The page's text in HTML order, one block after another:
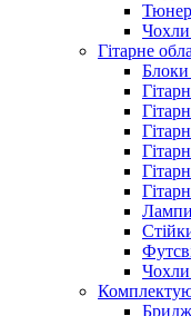
Чохли
Гітарне
Блоки
Лампи
Чохли